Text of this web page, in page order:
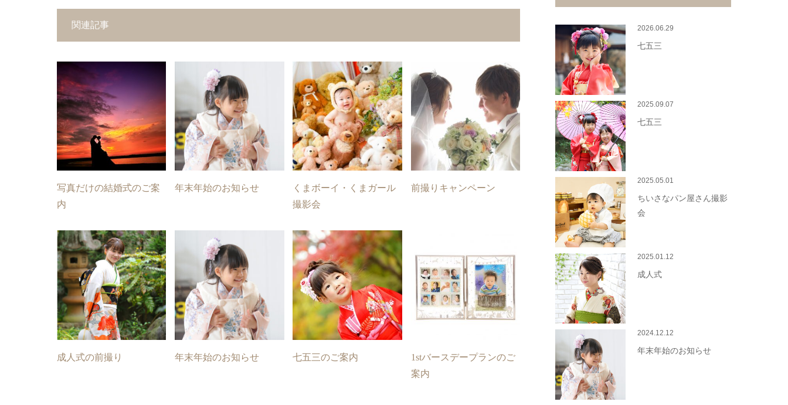
関連記事
写真だけの結婚式のご案
内
年末年始のお知らせ
くまボーイ・くまガール
撮影会
前撮りキャンペーン
成人式の前撮り 年末年始のお知らせ 七五三のご案内
1stバースデープランのご
案内
2026.06.29
七五三
2025.09.07
七五三
2025.05.01
ちいさなパン屋さん撮影
会
2025.01.12
成人式
2024.12.12
年末年始のお知らせ